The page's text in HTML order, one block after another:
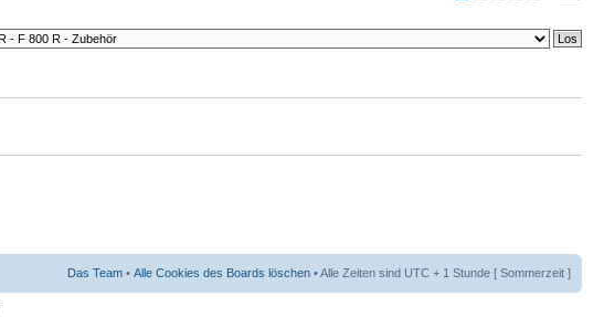
Das Team • Alle Cookies des Boards löschen • Alle Zeiten sind UTC + 1 Stunde [ Sommerzeit ]